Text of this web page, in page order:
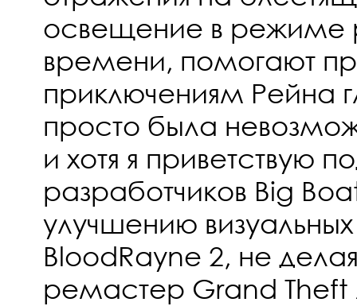
освещение в режиме
времени, помогают
приключениям Рейна
просто была
и хотя я приветствую
разработчиков Big
улучшению
BloodRayne 2, не
ремастер Grand Theft